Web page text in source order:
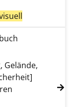
anzeigen
Gelände,
Suche nach